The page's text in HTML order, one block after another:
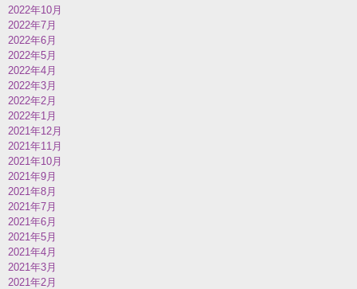
2022年10月
2022年7月
2022年6月
2022年5月
2022年4月
2022年3月
2022年2月
2022年1月
2021年12月
2021年11月
2021年10月
2021年9月
2021年8月
2021年7月
2021年6月
2021年5月
2021年4月
2021年3月
2021年2月